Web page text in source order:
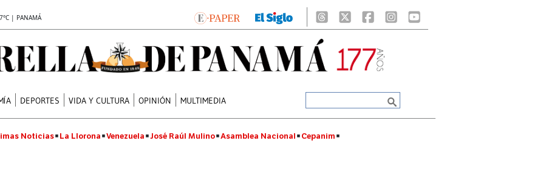
| PANAMÁ
DEPORTES VIDA Y CULTURA OPINIÓN MULTIMEDIA
Noticias La Llorona Venezuela José Raúl Mulino Asamblea Nacional Cepanim